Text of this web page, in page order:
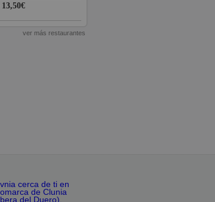
13,50€
ver más restaurantes